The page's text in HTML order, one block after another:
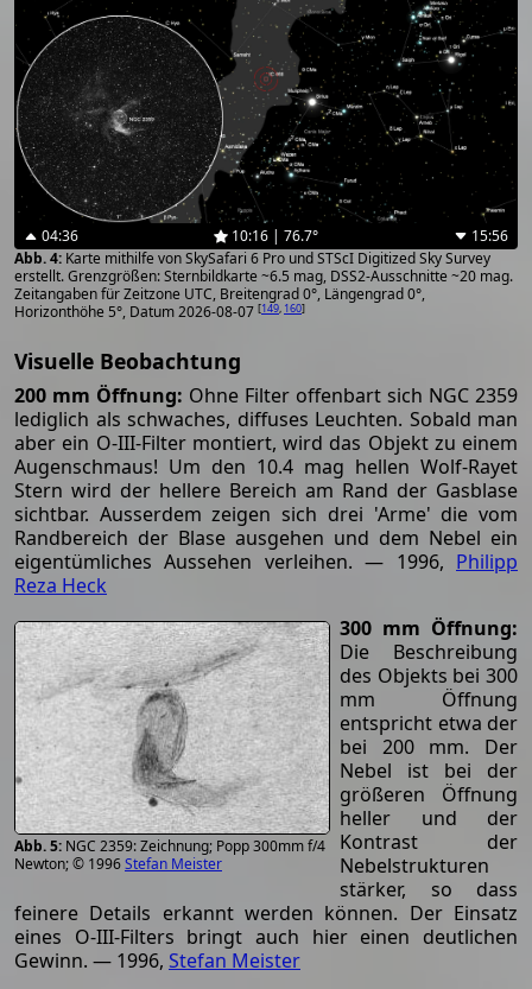
04:36 10:16 | 76.7°
15:56
Karte mithilfe von SkySafari 6 Pro und STScI Digitized Sky Survey
erstellt. Grenzgrößen: Sternbildkarte ~6.5 mag, DSS2-Ausschnitte ~20 mag.
Zeitangaben für Zeitzone UTC, Breitengrad 0°, Längengrad 0°,
Horizonthöhe 5°, Datum 2026-08-07 [149, 160]
Visuelle Beobachtung
200 mm Öffnung: Ohne Filter offenbart sich NGC 2359
lediglich als schwaches, diffuses Leuchten. Sobald man
aber ein O-III-Filter montiert, wird das Objekt zu einem
Augenschmaus! Um den 10.4 mag hellen Wolf-Rayet
Stern wird der hellere Bereich am Rand der Gasblase
sichtbar. Ausserdem zeigen sich drei 'Arme' die vom
Randbereich der Blase ausgehen und dem Nebel ein
eigentümliches Aussehen verleihen. — 1996, Philipp
Reza Heck
NGC 2359: Zeichnung; Popp 300mm f/4
Newton; © 1996Stefan Meister
300 mm Öffnung:
Die Beschreibung
des Objekts bei 300
mm Öffnung
entspricht etwa der
bei 200 mm. Der
Nebel ist bei der
größeren Öffnung
heller und der
Kontrast der
Nebelstrukturen
stärker, so dass
feinere Details erkannt werden können. Der Einsatz
eines O-III-Filters bringt auch hier einen deutlichen
Gewinn. — 1996, Stefan Meister